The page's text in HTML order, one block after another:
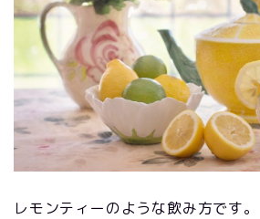
レモンティーのような飲み方です。